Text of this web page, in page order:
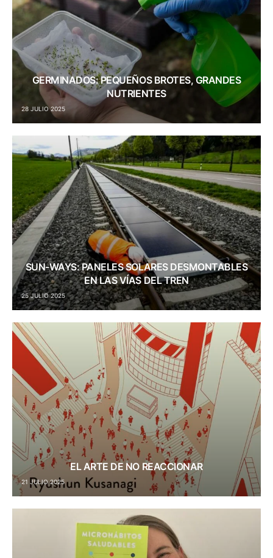
GERMINADOS: PEQUEÑOS BROTES, GRANDES
NUTRIENTES
28 JULIO 2025
SUN-WAYS: PANELES SOLARES DESMONTABLES
EN LAS VÍAS DEL TREN
25 JULIO 2025
EL ARTE DE NO REACCIONAR
21 JULIO 2025